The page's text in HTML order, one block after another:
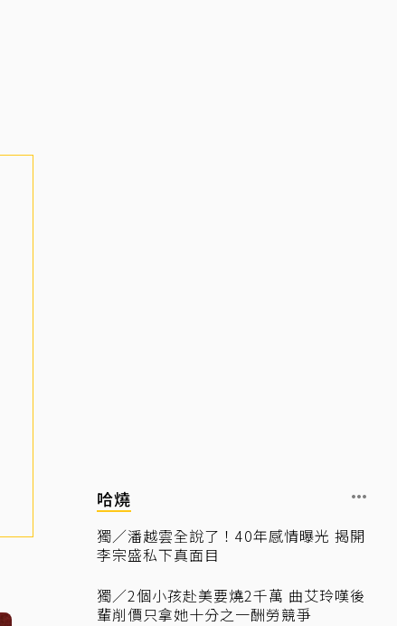
哈燒
獨／潘越雲全說了！40年感情曝光 揭開
李宗盛私下真面目
獨／2個小孩赴美要燒2千萬 曲艾玲嘆後
輩削價只拿她十分之一酬勞競爭